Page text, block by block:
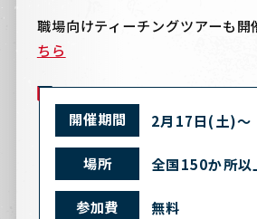
職場向けティーチングツアーも開
ちら
開催期間 2月17日(土)〜
場所 全国150か所以
参加費 無料